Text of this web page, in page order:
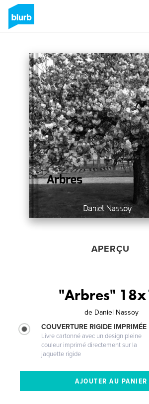
APERÇU
"Arbres"
de Daniel Nassoy
COUVERTURE RIGIDE IMPRIMÉE
Livre cartonné avec un design pleine
couleur imprimé directement sur la
jaquette rigide